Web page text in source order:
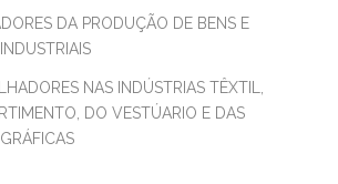
DA PRODUÇÃO DE BENS E
NAS INDÚSTRIAS TÊXTIL,
DO VESTÚARIO E DAS